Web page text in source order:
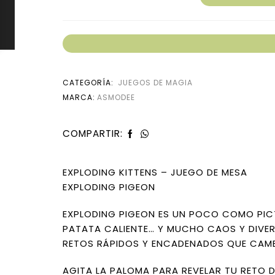
CATEGORÍA: JUEGOS DE MAGIA
MARCA: ASMODEE
COMPARTIR:
EXPLODING KITTENS – JUEGO DE MESA
EXPLODING PIGEON
EXPLODING PIGEON ES UN POCO COMO
PATATA CALIENTE… Y MUCHO CAOS Y
RETOS RÁPIDOS Y ENCADENADOS QUE
AGITA LA PALOMA PARA REVELAR TU RETO